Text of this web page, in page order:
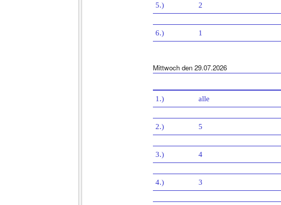
5.) 2
6.) 1
Mittwoch den 29.07.2026
1.) alle
2.) 5
3.) 4
4.) 3